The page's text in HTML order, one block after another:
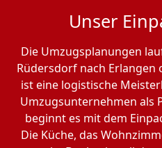
Unser
Die Umzugsplanungen
Rüdersdorf nach
ist eine logistische
Umzugsunternehmen als
beginnt es mit dem
Die Küche, das